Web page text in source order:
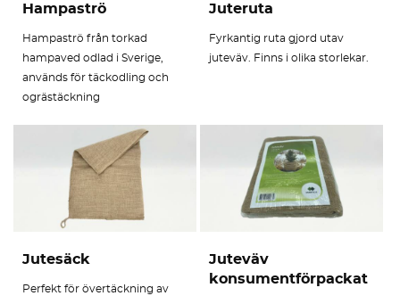
Hampaströ
Hampaströ från torkad
hampaved odlad i Sverige,
används för täckodling och
ogrästäckning
Juteruta
Fyrkantig ruta gjord utav
juteväv. Finns i olika storlekar.
Jutesäck
Perfekt för övertäckning av
Juteväv
konsumentförpackat